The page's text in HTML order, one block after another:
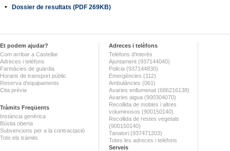
Dossier de resultats (PDF 269KB)
Et podem ajudar?
Com arribar a Castellar
Adreces i telèfons
Farmàcies de guàrdia
Horaris de transport públic
Reserva d'equipaments
Cita prèvia
Tràmits Freqüents
Instància genèrica
Bústia oberta
Subvencions per a la contractació
Tots els tràmits
Adreces i telèfons
Telèfons d'interès
Ajuntament (937144040)
Policia (937144830)
Emergències (112)
Ambulàncies (061)
Avaries enllumenat (686216138)
Avaries aigua (900304070)
Recollida de mobles i altres
voluminosos (900150140)
Recollida de restes vegetals
(900150140)
Tanatori (937471203)
Totes les adreces i telèfons
Serveis